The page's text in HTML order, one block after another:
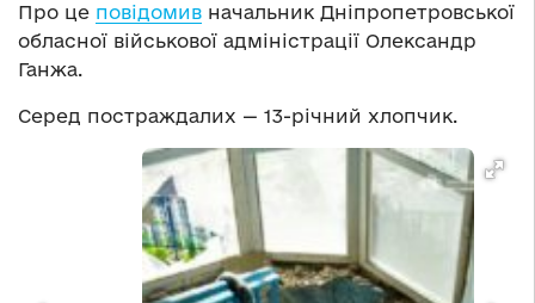
Про це повідомив начальник Дніпропетровської
обласної військової адміністрації Олександр
Ганжа.
Серед постраждалих — 13-річний хлопчик.